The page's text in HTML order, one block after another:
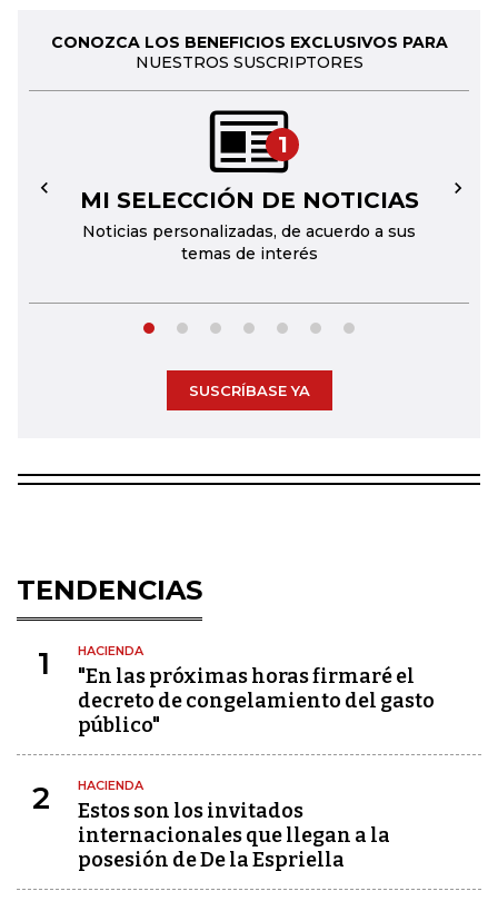
CONOZCA LOS BENEFICIOS EXCLUSIVOS PARA
NUESTROS SUSCRIPTORES
1
MI SELECCIÓN DE NOTICIAS
Noticias personalizadas, de acuerdo a sus
temas de interés
← →
SUSCRÍBASE YA
TENDENCIAS
1 HACIENDA
"En las próximas horas firmaré el
decreto de congelamiento del gasto
público"
2 HACIENDA
Estos son los invitados
internacionales que llegan a la
posesión de De la Espriella